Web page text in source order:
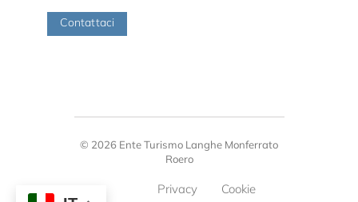
Contattaci
© 2026 Ente Turismo Langhe Monferrato
Roero
Privacy Cookie